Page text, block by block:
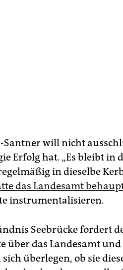
will nicht
Erfolg hat. „Es bleibt
in dieselbe
das Landesamt
instrumentalisieren.
Seebrücke fordert
über das Landesamt
sich überlegen, ob sie